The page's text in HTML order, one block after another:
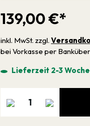
139,00 €*
inkl. MwSt. zzgl.
bei Vorkasse per
Lieferzeit 2-3